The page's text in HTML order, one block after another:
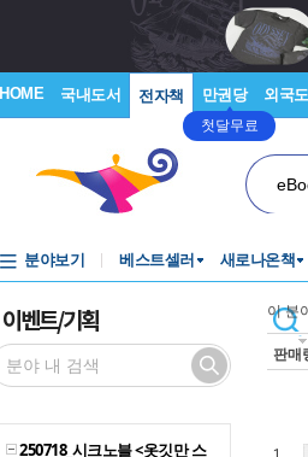
HOME 국내도서 전자책 만권당
첫달무료
외국
분야보기 베스트셀러 새로나온책
이벤트/기획
250718_시크노블 <옷깃만 스
이 분
판매